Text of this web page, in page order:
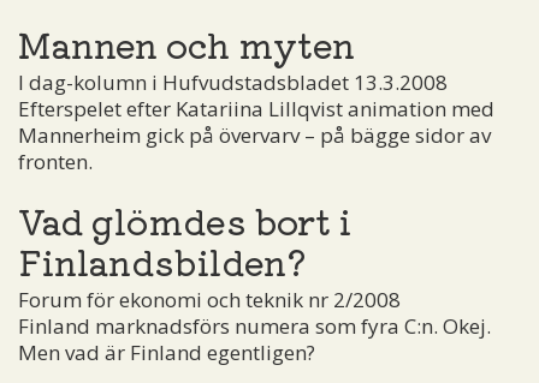
Mannen och myten
I dag-kolumn i Hufvudstadsbladet 13.3.2008
Efterspelet efter Katariina Lillqvist animation med
Mannerheim gick på övervarv – på bägge sidor av
fronten.
Vad glömdes bort i
Finlandsbilden?
Forum för ekonomi och teknik nr 2/2008
Finland marknadsförs numera som fyra C:n. Okej.
Men vad är Finland egentligen?